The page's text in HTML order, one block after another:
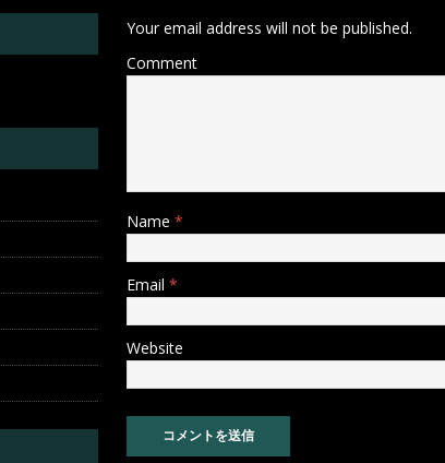
Your email address will not be published.
Comment
Name *
Email *
Website